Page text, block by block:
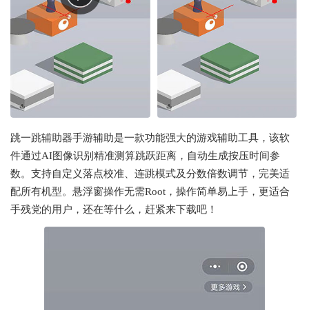
跳一跳辅助器手游辅助是一款功能强大的游戏辅助工具，该软
件通过AI图像识别精准测算跳跃距离，自动生成按压时间参
数。支持自定义落点校准、连跳模式及分数倍数调节，完美适
配所有机型。悬浮窗操作无需Root，操作简单易上手，更适合
手残党的用户，还在等什么，赶紧来下载吧！